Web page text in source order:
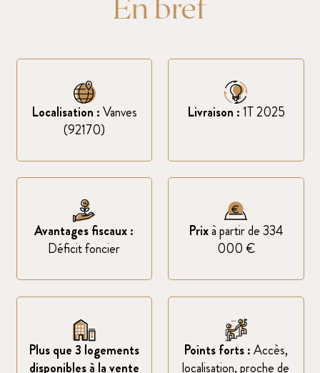
En bref
Localisation :Vanves
(92170)
Livraison :1T 2025
Avantages fiscaux :
Déficit foncier
Prixà partir de 334
000 €
Plus que 3 logements
disponibles à la vente
Points forts :Accès,
localisation, proche de